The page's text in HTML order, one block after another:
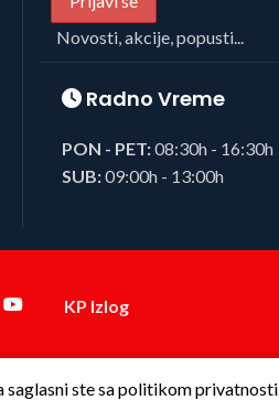
Novosti, akcije, popusti...
Radno Vreme
PON - PET:08:30h - 16:30h
SUB:09:00h - 13:00h
KP Izlog
ste sa politikom privatnosti.